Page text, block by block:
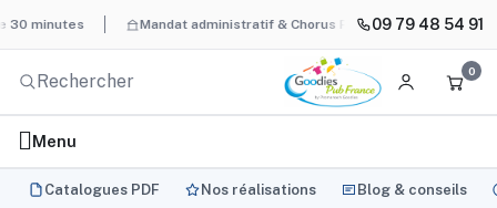
Mandat administratif & Chorus Pro BAT systématique
09 79 48 54 91
0
Menu
Catalogues PDF Nos réalisations Blog & conseils